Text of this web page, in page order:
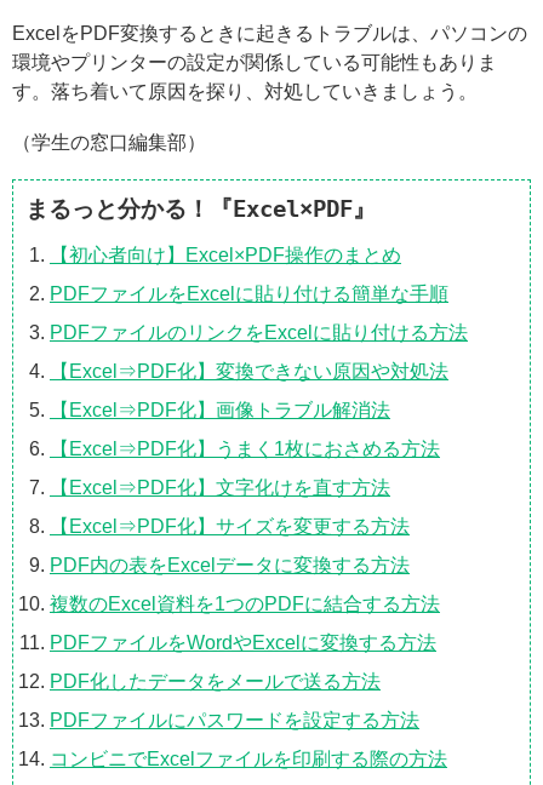
ExcelをPDF変換するときに起きるトラブルは、パソコンの
環境やプリンターの設定が関係している可能性もありま
す。落ち着いて原因を探り、対処していきましょう。
（学生の窓口編集部）
まるっと分かる！『Excel×PDF』
【初心者向け】Excel×PDF操作のまとめ
PDFファイルをExcelに貼り付ける簡単な手順
PDFファイルのリンクをExcelに貼り付ける方法
【Excel⇒PDF化】変換できない原因や対処法
【Excel⇒PDF化】画像トラブル解消法
【Excel⇒PDF化】うまく1枚におさめる方法
【Excel⇒PDF化】文字化けを直す方法
【Excel⇒PDF化】サイズを変更する方法
PDF内の表をExcelデータに変換する方法
複数のExcel資料を1つのPDFに結合する方法
PDFファイルをWordやExcelに変換する方法
PDF化したデータをメールで送る方法
PDFファイルにパスワードを設定する方法
コンビニでExcelファイルを印刷する際の方法